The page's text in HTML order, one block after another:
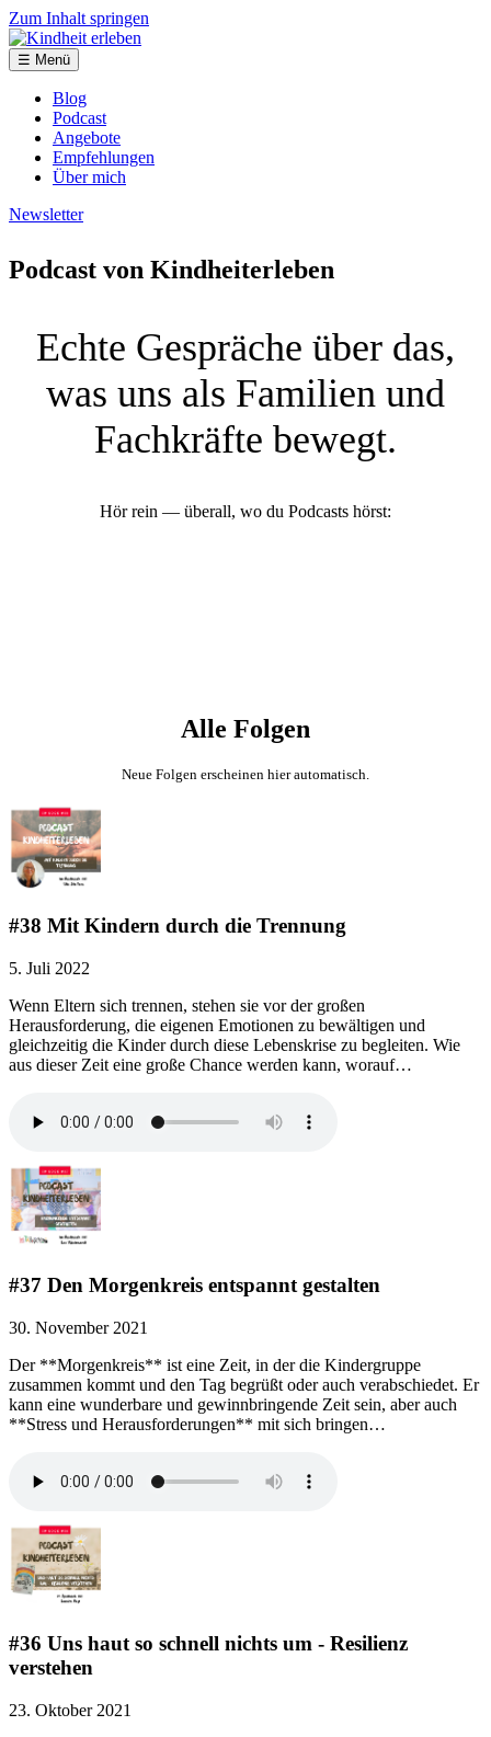
Zum Inhalt springen
☰ Menü
Blog
Podcast
Angebote
Empfehlungen
Über mich
Newsletter
Podcast von Kindheiterleben
Echte Gespräche über das,
was uns als Familien und
Fachkräfte bewegt.
Hör rein — überall, wo du Podcasts hörst:
Alle Folgen
Neue Folgen erscheinen hier automatisch.
#38 Mit Kindern durch die Trennung
5. Juli 2022
Wenn Eltern sich trennen, stehen sie vor der großen
Herausforderung, die eigenen Emotionen zu bewältigen und
gleichzeitig die Kinder durch diese Lebenskrise zu begleiten. Wie
aus dieser Zeit eine große Chance werden kann, worauf…
#37 Den Morgenkreis entspannt gestalten
30. November 2021
Der **Morgenkreis** ist eine Zeit, in der die Kindergruppe
zusammen kommt und den Tag begrüßt oder auch verabschiedet. Er
kann eine wunderbare und gewinnbringende Zeit sein, aber auch
**Stress und Herausforderungen** mit sich bringen…
#36 Uns haut so schnell nichts um - Resilienz
verstehen
23. Oktober 2021